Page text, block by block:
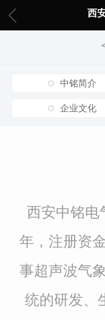
西
中铭简介
企业文化
西安中铭电
年，注册资
事超声波气
统的研发、